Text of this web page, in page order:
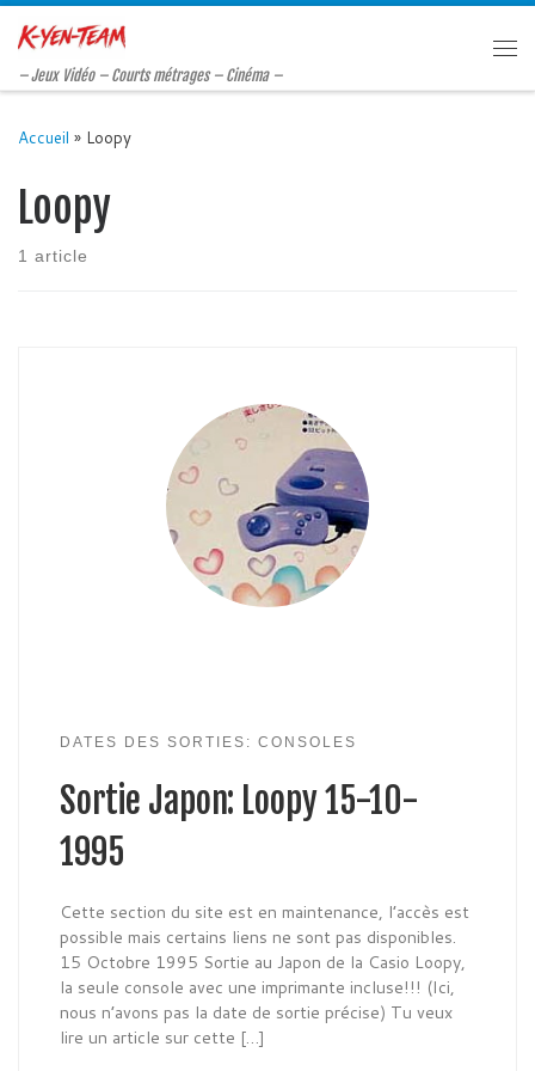
Passer au contenu
– Jeux Vidéo – Courts métrages – Cinéma –
Accueil » Loopy
Loopy
1 article
DATES DES SORTIES: CONSOLES
Sortie Japon: Loopy 15-10-
1995
Cette section du site est en maintenance, l’accès est
possible mais certains liens ne sont pas disponibles.
15 Octobre 1995 Sortie au Japon de la Casio Loopy,
la seule console avec une imprimante incluse!!! (Ici,
nous n’avons pas la date de sortie précise) Tu veux
lire un article sur cette […]